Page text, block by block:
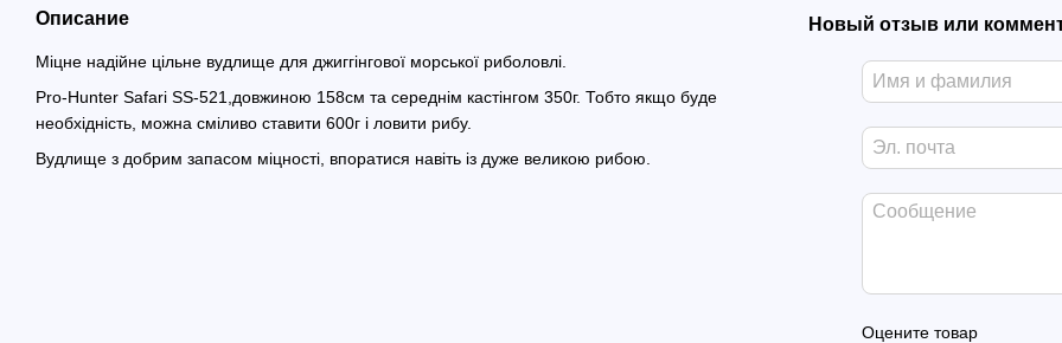
Описание
Міцне надійне цільне вудлище для джиггінгової морської риболовлі.
Pro-Hunter Safari SS-521,довжиною 158см та середнім кастінгом 350г. Тобто якщо буде
необхідність, можна сміливо ставити 600г і ловити рибу.
Вудлище з добрим запасом міцності, впоратися навіть із дуже великою рибою.
Новый отзыв или
Оцените товар